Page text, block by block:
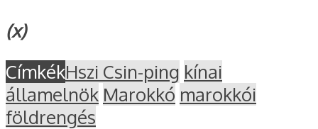
(x)
CímkékHszi Csin-ping kínai
államelnök Marokkó marokkói
földrengés